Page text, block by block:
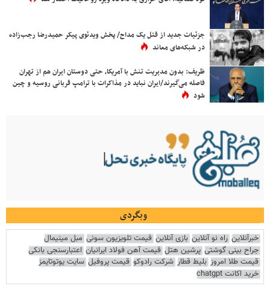
جزئیات جدید از قتل یک مداح/ پخش ویدئوی پیکر حمیدرضا رجب‌زاده
در شبکه‌های معاند
ظریف: بدون مدیریت تنش با آمریکا، حتی دوستان ایران هم از تهران
فاصله می‌گیرند/ایران نباید در مذاکرات با ترامپ قربانی روسیه و چین
شود
وبگردی
خبرآنلاین راه نو آنلاین بازی آنلاین قیمت تلویزیون سونی مبل مینیمال
جراح بینی گوشتی پرشین هتل قیمت آهن فولاد ایرانیان اعتبارسنجی بانکی
قیمت طلا امروز بلیط قطار شرکت رادوکو قیمت پروفیل سایت یوتوتایمز
خرید اکانت chatgpt